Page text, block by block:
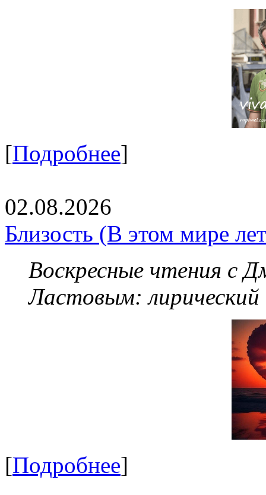
[Подробнее]
02.08.2026
Близость (В этом мире
Воскресные чтения с
Ластовым:
[Подробнее]